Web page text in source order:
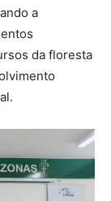
a
da floresta